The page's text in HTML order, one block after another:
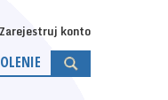
Zarejestruj konto